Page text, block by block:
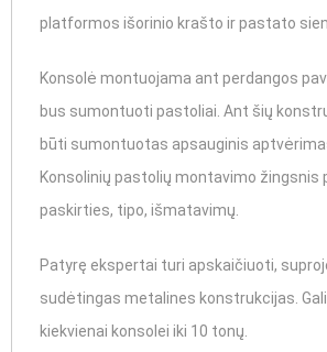
platformos išorinio krašto ir pastato
Konsolė montuojama ant perdangos
bus sumontuoti pastoliai. Ant šių
būti sumontuotas apsauginis
Konsolinių pastolių montavimo žingsnis
paskirties, tipo, išmatavimų.
Patyrę ekspertai turi apskaičiuoti,
sudėtingas metalines konstrukcijas.
kiekvienai konsolei iki 10 tonų.